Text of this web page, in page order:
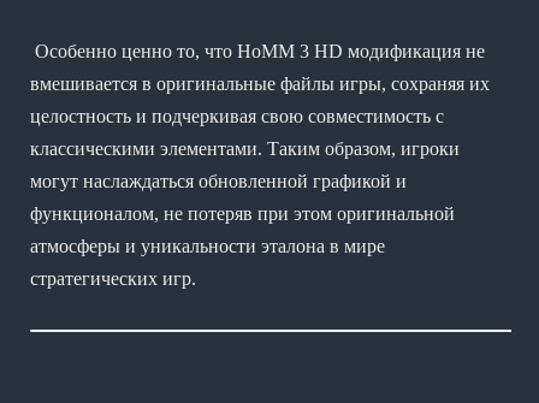
Особенно ценно то, что HoMM 3 HD модификация не
вмешивается в оригинальные файлы игры, сохраняя их
целостность и подчеркивая свою совместимость с
классическими элементами. Таким образом, игроки
могут наслаждаться обновленной графикой и
функционалом, не потеряв при этом оригинальной
атмосферы и уникальности эталона в мире
стратегических игр.